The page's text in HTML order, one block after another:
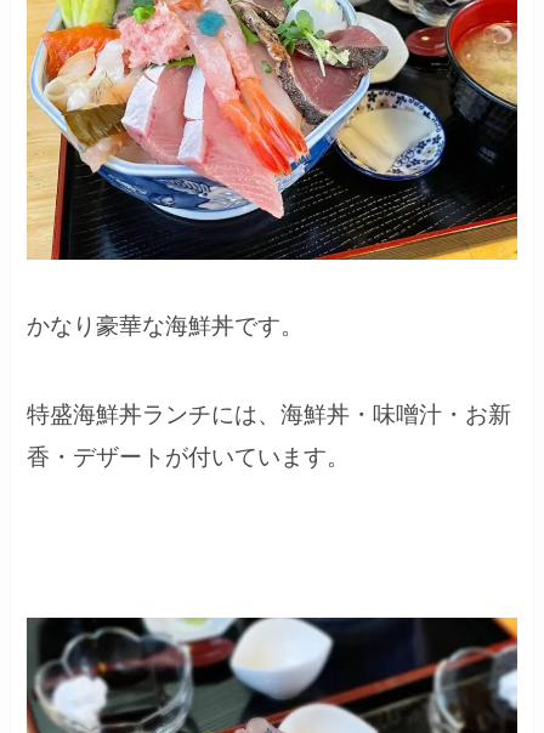
かなり豪華な海鮮丼です。
特盛海鮮丼ランチには、海鮮丼・味噌汁・お新
香・デザートが付いています。